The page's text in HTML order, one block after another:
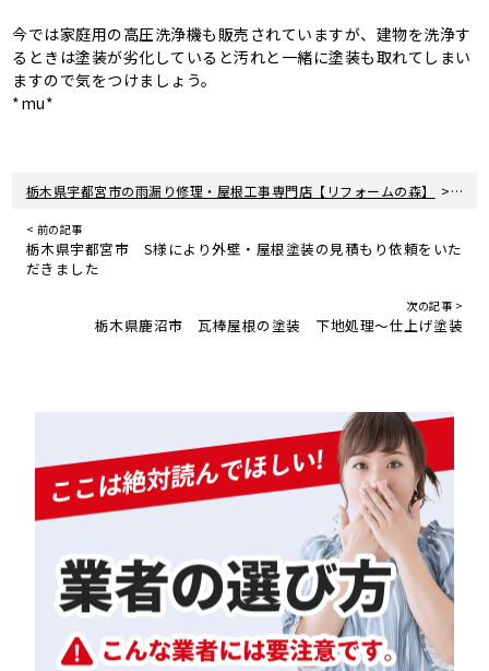
今では家庭用の高圧洗浄機も販売されていますが、建物を洗浄す
るときは塗装が劣化していると汚れと一緒に塗装も取れてしまい
ますので気をつけましょう。
*mu*
栃木県宇都宮市の雨漏り修理・屋根工事専門店【リフォームの森】 > 新着
< 前の記事
栃木県宇都宮市 S様により外壁・屋根塗装の見積もり依頼をいた
だきました
次の記事 >
栃木県鹿沼市 瓦棒屋根の塗装 下地処理〜仕上げ塗装